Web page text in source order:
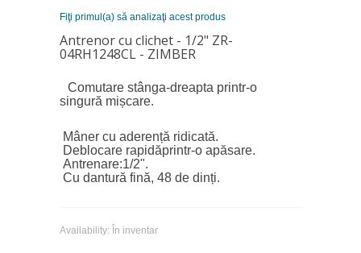
Fiţi primul(a) să analizaţi acest produs
Antrenor cu clichet - 1/2" ZR-
04RH1248CL - ZIMBER
Comutare stânga-dreapta printr-o
singură mișcare.
Mâner cu aderență ridicată.
Deblocare rapidăprintr-o apăsare.
Antrenare:1/2".
Cu dantură fină, 48 de dinți.
Availability: În inventar